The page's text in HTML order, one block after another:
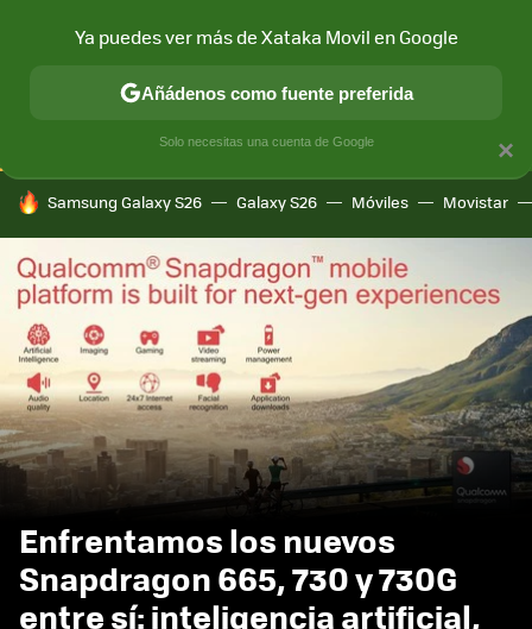
CONECTIVIDAD MÓVIL Y SOCIEDAD APLICACIONES
HOY SE HABLA DE
Samsung Galaxy S26 Galaxy S26 Móviles Movistar
Enfrentamos los nuevos
Snapdragon 665, 730 y 730G
entre sí: inteligencia artificial,
×
Ya puedes ver más de Xataka Movil en Google
Añádenos como fuente preferida
Solo necesitas una cuenta de Google